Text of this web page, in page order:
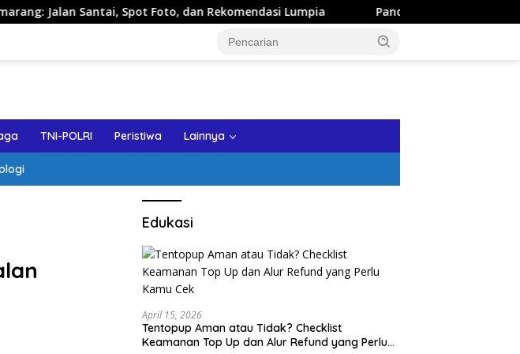
Spot Foto, dan Rekomendasi Lumpia Panduan Wisata Keluarga ke Kota Batu:
TNI-POLRI Peristiwa Lainnya
Edukasi
April 15, 2026
Tentopup Aman atau Tidak? Checklist
Keamanan Top Up dan Alur Refund yang Perlu